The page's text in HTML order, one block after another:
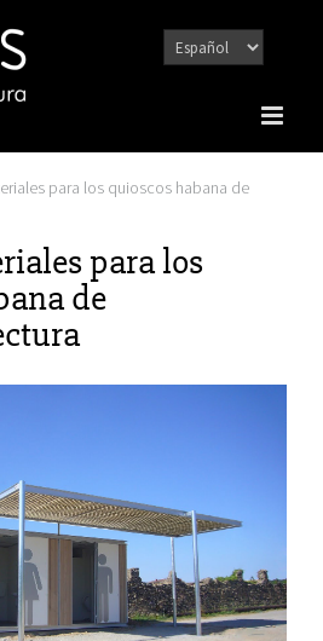
para los quioscos habana de
para los
de